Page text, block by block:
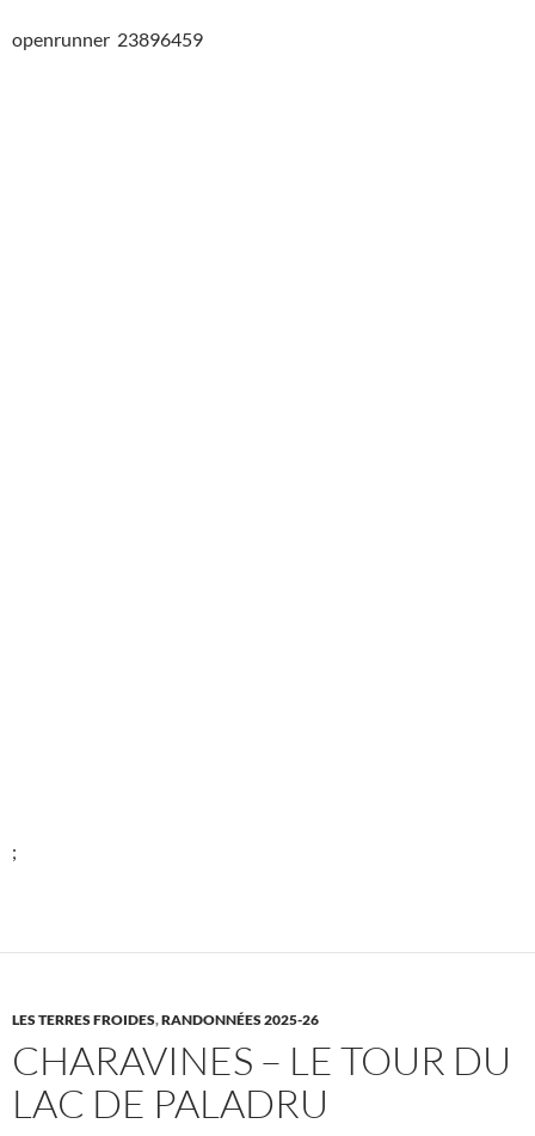
openrunner 23896459
;
LES TERRES FROIDES,RANDONNÉES 2025-26
CHARAVINES – LE TOUR DU
LAC DE PALADRU